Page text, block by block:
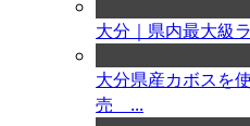
大分｜県内最大級
大分県産カボスを
売 ...